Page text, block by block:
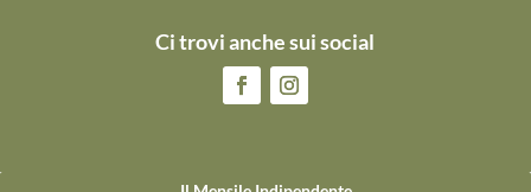
Ci trovi anche sui social